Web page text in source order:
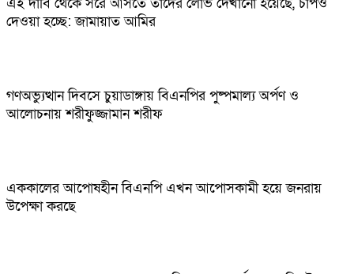
দেওয়া হচ্ছে: জামায়াত আমির
গণঅভ্যুত্থান দিবসে চুয়াডাঙ্গায় বিএনপির পুষ্পমাল্য অর্পণ ও
আলোচনায় শরীফুজ্জামান শরীফ
এককালের আপোষহীন বিএনপি এখন আপোসকামী হয়ে জনরায়
উপেক্ষা করছে